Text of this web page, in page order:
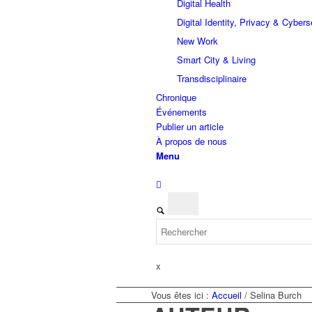
Digital Health
Digital Identity, Privacy &
New Work
Smart City & Living
Transdisciplinaire
Chronique
Événements
Publier un article
À propos de nous
Menu
x
Vous êtes ici : Accueil / Selina Burch